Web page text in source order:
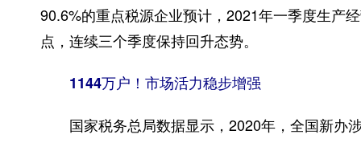
90.6%的重点税源企业预计，2021年一季度生产
点，连续三个季度保持回升态势。
1144万户！市场活力稳步增强
国家税务总局数据显示，2020年，全国新办